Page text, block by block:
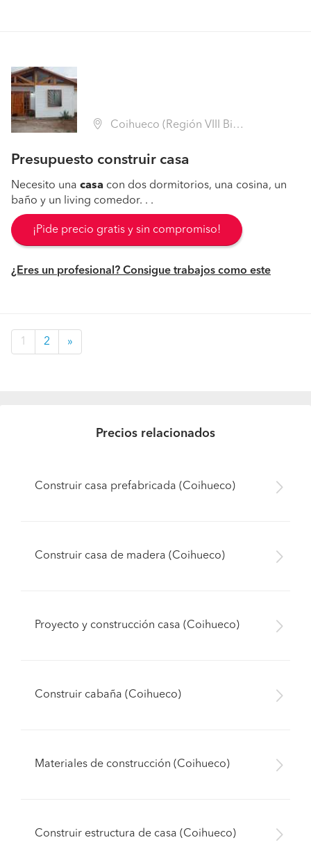
Coihueco (Región VIII Biobío - Ñuble)
Presupuesto construir casa
Necesito una casa con dos dormitorios, una cosina, un
baño y un living comedor. . .
¡Pide precio gratis y sin compromiso!
¿Eres un profesional? Consigue trabajos como este
1 2 »
Precios relacionados
Construir casa prefabricada (Coihueco)
Construir casa de madera (Coihueco)
Proyecto y construcción casa (Coihueco)
Construir cabaña (Coihueco)
Materiales de construcción (Coihueco)
Construir estructura de casa (Coihueco)